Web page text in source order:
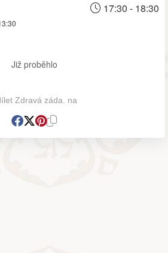
17:30 - 18:30
Již proběhlo
Zdravá záda. na